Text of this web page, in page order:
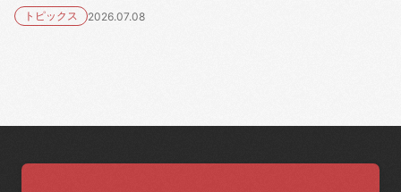
トピックス 2026.07.08